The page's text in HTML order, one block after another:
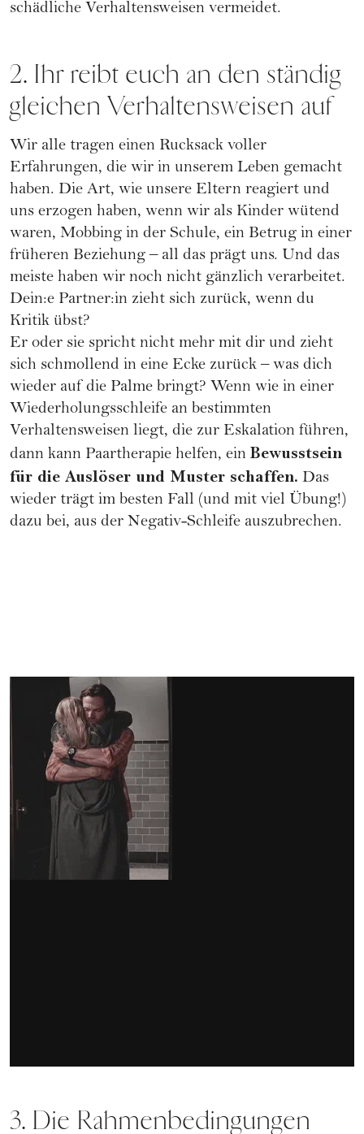
schädliche Verhaltensweisen vermeidet.
2. Ihr reibt euch an den ständig
gleichen Verhaltensweisen auf
Wir alle tragen einen Rucksack voller
Erfahrungen, die wir in unserem Leben gemacht
haben. Die Art, wie unsere Eltern reagiert und
uns erzogen haben, wenn wir als Kinder wütend
waren, Mobbing in der Schule, ein Betrug in einer
früheren Beziehung – all das prägt uns. Und das
meiste haben wir noch nicht gänzlich verarbeitet.
Dein:e Partner:in zieht sich zurück, wenn du
Kritik übst?
Er oder sie spricht nicht mehr mit dir und zieht
sich schmollend in eine Ecke zurück – was dich
wieder auf die Palme bringt? Wenn wie in einer
Wiederholungsschleife an bestimmten
Verhaltensweisen liegt, die zur Eskalation führen,
dann kann Paartherapie helfen, ein Bewusstsein
für die Auslöser und Muster schaffen. Das
wieder trägt im besten Fall (und mit viel Übung!)
dazu bei, aus der Negativ-Schleife auszubrechen.
3. Die Rahmenbedingungen